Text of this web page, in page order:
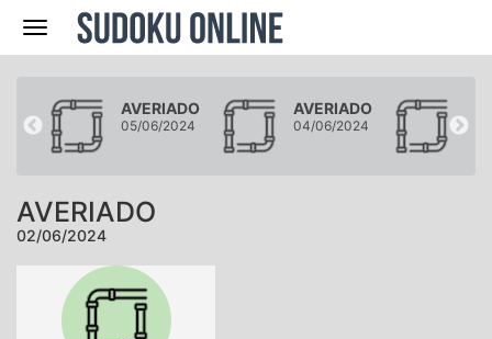
Navegación
AVERIADO
05/06/2024
AVERIADO
04/06/2024 03/
AVERIADO
02/06/2024